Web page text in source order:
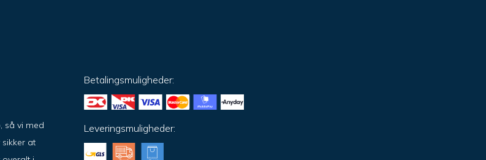
så vi med
at
Betalingsmuligheder:
Leveringsmuligheder: